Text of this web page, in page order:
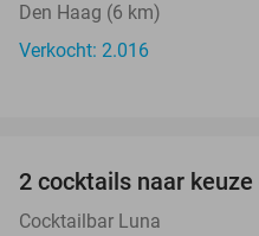
Den Haag (6 km)
Verkocht: 2.016
2 cocktails naar
Cocktailbar Luna